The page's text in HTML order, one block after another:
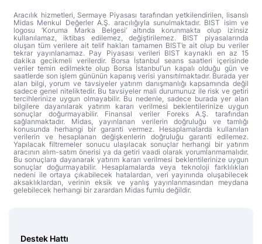
Aracılık hizmetleri, Sermaye Piyasası tarafından yetkilendirilen, lisanslı
Midas Menkul Değerler A.Ş. aracılığıyla sunulmaktadır. BIST isim ve
logosu ‘Koruma Marka Belgesi’ altında korunmakta olup izinsiz
kullanılamaz, iktibas edilemez, değiştirilemez. BIST piyasalarında
oluşan tüm verilere ait telif hakları tamamen BIST’e ait olup bu veriler
tekrar yayınlanamaz. Pay Piyasası verileri BIST kaynaklı en az 15
dakika gecikmeli verilerdir. Borsa İstanbul seans saatleri içerisinde
veriler temin edilmekte olup Borsa İstanbul’un kapalı olduğu gün ve
saatlerde son işlem gününün kapanış verisi yansıtılmaktadır. Burada yer
alan bilgi, yorum ve tavsiyeler yatırım danışmanlığı kapsamında değil
sadece genel niteliktedir. Bu tavsiyeler mali durumunuz ile risk ve getiri
tercihlerinize uygun olmayabilir. Bu nedenle, sadece burada yer alan
bilgilere dayanılarak yatırım kararı verilmesi beklentilerinize uygun
sonuçlar doğurmayabilir. Finansal veriler Foreks A.Ş. tarafından
sağlanmaktadır. Midas, yayınlanan verilerin doğruluğu ve tamlığı
konusunda herhangi bir garanti vermez. Hesaplamalarda kullanılan
verilerin ve hesaplanan değişkenlerin doğruluğu garanti edilemez.
Yapılacak filtremeler sonucu ulaşılacak sonuçlar herhangi bir yatırım
aracının alım-satım önerisi ya da getiri vaadi olarak yorumlanmamalıdır.
Bu sonuçlara dayanarak yatırım kararı verilmesi beklentilerinize uygun
sonuçlar doğurmayabilir. Hesaplamalarda veya teknoloji farklılıkları
nedeni ile ortaya çıkabilecek hatalardan, veri yayınında oluşabilecek
aksaklıklardan, verinin eksik ve yanlış yayınlanmasından meydana
gelebilecek herhangi bir zarardan Midas fumlu değildir.
Destek Hattı